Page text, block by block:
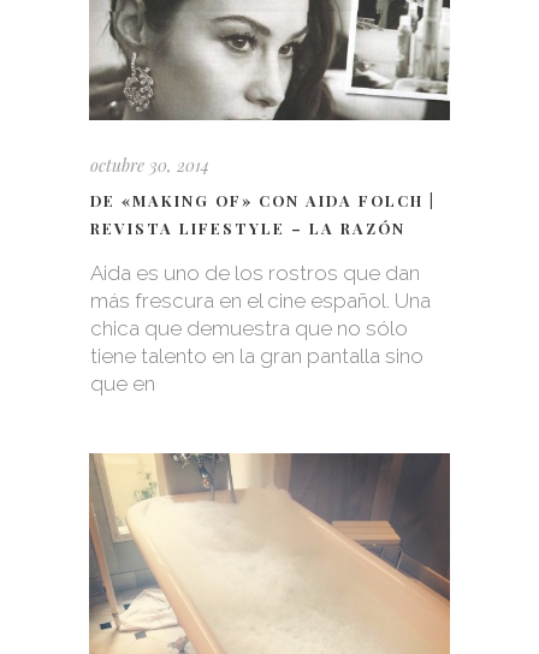
octubre 30, 2014
DE «MAKING OF» CON AIDA FOLCH |
REVISTA LIFESTYLE – LA RAZÓN
Aida es uno de los rostros que dan
más frescura en el cine español. Una
chica que demuestra que no sólo
tiene talento en la gran pantalla sino
que en